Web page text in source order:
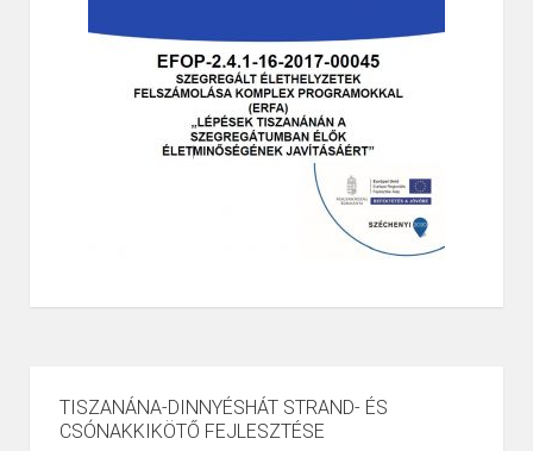
TISZANÁNA-DINNYÉSHÁT STRAND- ÉS
CSÓNAKKIKÖTŐ FEJLESZTÉSE